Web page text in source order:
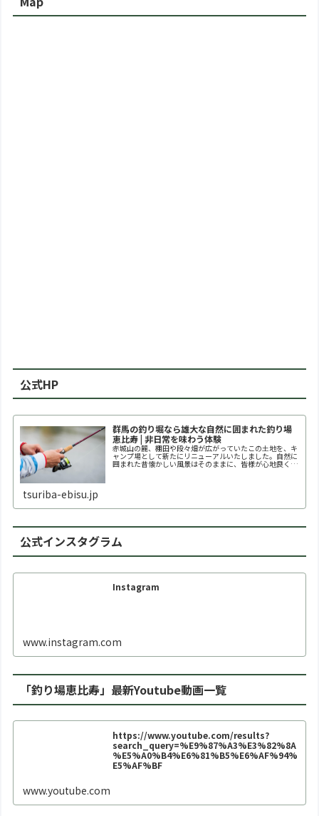
公式HP
群馬の釣り堀なら雄大な自然に囲まれた釣り場
恵比寿 | 非日常を味わう体験
赤城山の麓、棚田や段々畑が広がっていたこの土地を、キ
ャンプ場として新たにリニューアルいたしました。自然に
囲まれた昔懐かしい風景はそのままに、皆様が心地良く過
tsuriba-ebisu.jp
公式インスタグラム
Instagram
www.instagram.com
「釣り場恵比寿」最新Youtube動画一覧
https://www.youtube.com/results?
search_query=%E9%87%A3%E3%82%8A
%E5%A0%B4%E6%81%B5%E6%AF%94%
E5%AF%BF
www.youtube.com